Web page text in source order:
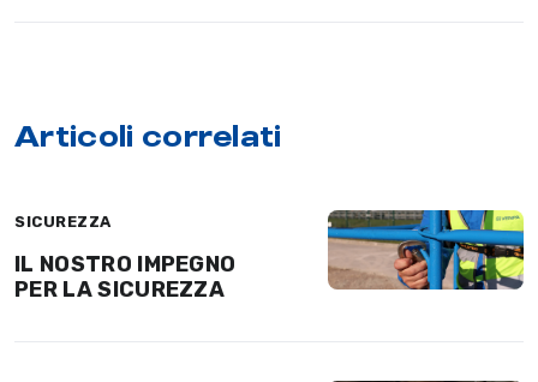
Articoli correlati
SICUREZZA
IL NOSTRO IMPEGNO
PER LA SICUREZZA